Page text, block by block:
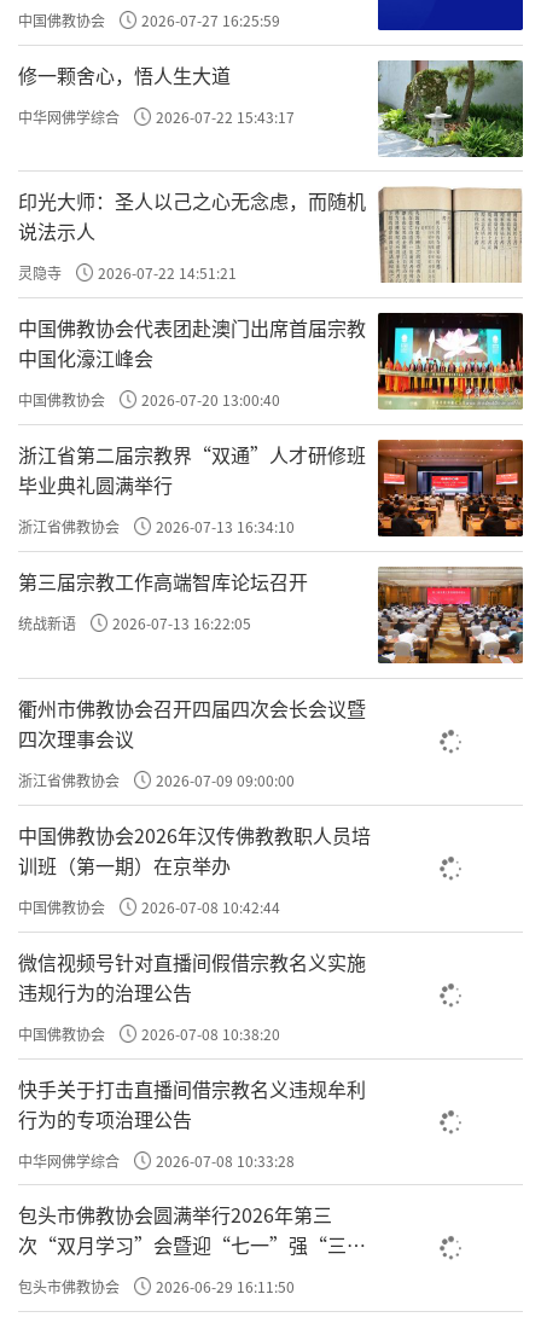
过午不食，即不非时食。通俗的讲，就是“过
了日中之后，除了饮水，不吃任何食物。”这
一规定早在佛陀时代的古印度，不光是佛教
徒，很多婆罗门和外道也有类似的习惯。《舍
利弗问经》中就有记载：“诸婆罗门，不非时
食，外道梵志，亦不邪食。”
佛陀制定夜不进食的戒律，除了修行上的要
求，还有怜悯饿鬼道众生的考虑。其中一个原
因是怜悯饿鬼道众生。传说饿鬼因业障深重，
听到碗筷声却无法进食，咽喉如火，痛苦加
剧。为了减少他们的痛苦，佛陀规定比丘过午
不食。
“斋”不仅是饮食上的规定，更强调通过节制
饮食来培养修行者的克制力和清净心。在中国
古代，祭祀神灵或举行重要仪式前，人们也会
进行斋戒，以示尊敬和虔诚。这种文化习惯与
佛教的“不非时食”戒律在精神上有一定的共
通之处。
佛教饮食文化中的“斋”与“素”，到底有什么不同？
“素”的含义与发展
现代社会很多人认为“吃斋”就是“吃素”，
中国佛教协会 2026-07-27 16:25:59
修一颗舍心，悟人生大道
中华网佛学综合 2026-07-22 15:43:17
印光大师：圣人以己之心无念虑，而随机
说法示人
灵隐寺 2026-07-22 14:51:21
中国佛教协会代表团赴澳门出席首届宗教
中国化濠江峰会
中国佛教协会 2026-07-20 13:00:40
浙江省第二届宗教界“双通”人才研修班
毕业典礼圆满举行
浙江省佛教协会 2026-07-13 16:34:10
第三届宗教工作高端智库论坛召开
统战新语 2026-07-13 16:22:05
衢州市佛教协会召开四届四次会长会议暨
四次理事会议
浙江省佛教协会 2026-07-09 09:00:00
中国佛教协会2026年汉传佛教教职人员培
训班（第一期）在京举办
中国佛教协会 2026-07-08 10:42:44
微信视频号针对直播间假借宗教名义实施
违规行为的治理公告
中国佛教协会 2026-07-08 10:38:20
快手关于打击直播间借宗教名义违规牟利
行为的专项治理公告
中华网佛学综合 2026-07-08 10:33:28
包头市佛教协会圆满举行2026年第三
次“双月学习”会暨迎“七一”强“三
爱”主题书画笔会
包头市佛教协会 2026-06-29 16:11:50